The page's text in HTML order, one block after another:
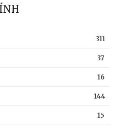
311
37
16
144
15